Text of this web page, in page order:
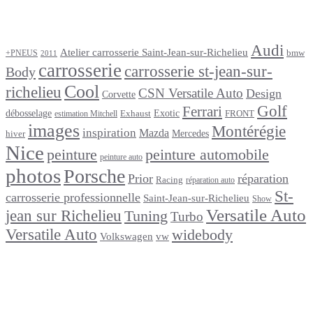
+PNEUS 2011 Atelier carrosserie Saint-Jean-sur-Richelieu Audi bmw
Body carrosserie carrosserie st-jean-sur-
richelieu Cool Corvette CSN Versatile Auto Design
débosselage estimation Mitchell Exhaust Exotic Ferrari FRONT Golf
hiver images inspiration Mazda Mercedes Montérégie
Nice peinture peinture auto peinture automobile
photosPorsche Prior Racing réparation auto réparation
carrosserie professionnelle Saint-Jean-sur-Richelieu Show St-
jean sur Richelieu Tuning Turbo Versatile Auto
Versatile Auto Volkswagen vw widebody